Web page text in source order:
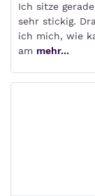
Ich sitze
sehr stickig.
ich mich, wie
am mehr...